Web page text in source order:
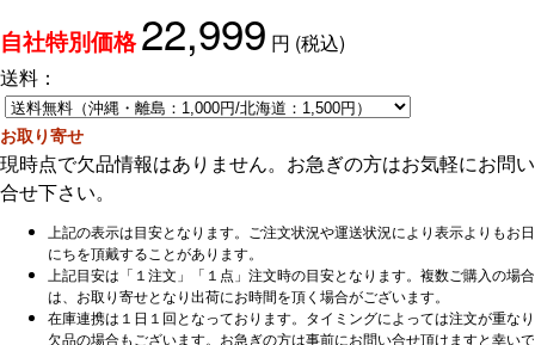
自社特別価格 22,999 円 (税込)
送料：
お取り寄せ
現時点で欠品情報はありません。お急ぎの方はお気軽にお問い
合せ下さい。
上記の表示は目安となります。ご注文状況や運送状況により表示よりもお日
にちを頂戴することがあります。
上記目安は「１注文」「１点」注文時の目安となります。複数ご購入の場合
は、お取り寄せとなり出荷にお時間を頂く場合がございます。
在庫連携は１日１回となっております。タイミングによっては注文が重なり
欠品の場合もございます。お急ぎの方は事前にお問い合せ頂けますと幸いで